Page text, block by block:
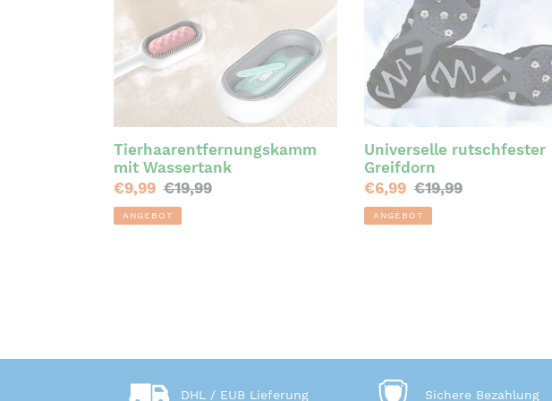
Tierhaarentfernungskamm
mit Wassertank
Sonderpreis
€9,99 Normaler
Preis
€19,99
ANGEBOT
Universelle rutschfester
Greifdorn
Sonderpreis
€6,99 Normaler
Preis
€19,99
ANGEBOT
DHL / EUB Lieferung Sichere Bezahlung